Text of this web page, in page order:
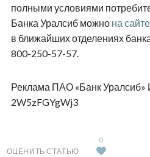
полными условиями
Банка Уралсиб можно на
в ближайших отделениях
800-250-57-57.
Реклама ПАО «Банк
2W5zFGYgWj3
ОЦЕНИТЬ СТАТЬЮ
0